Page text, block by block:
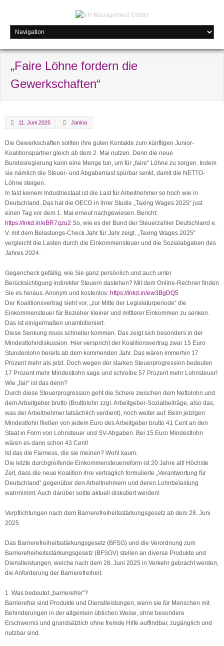
„Faire Löhne fordern die
Gewerkschaften“
11. Juni 2025 Janina
Die Gewerkschaften sollten ihre guten Kontakte zum künftigen Junior-
Koalitionspartner gleich ab dem 2. Mai nutzen. Denn die neue
Bundesregierung kann eine Menge tun, um für „faire“ Löhne zu sorgen. Indem
sie nämlich die Steuer- und Abgabenlast spürbar senkt, damit die NETTO-
Löhne steigen.
In fast keinem Industriestaat ist die Last für Arbeitnehmer so hoch wie in
Deutschland. Das hat die OECD in ihrer Studie „Taxing Wages 2025“ just
einen Tag vor dem 1. Mai erneut nachgewiesen. Bericht:
https://lnkd.in/eBR7qzu2 So, wie es der Bund der Steuerzahler Deutschland e.
V. mit dem Belastungs-Check Jahr für Jahr zeigt. „Taxing Wages 2025“
vergleicht die Lasten durch die Einkommensteuer und die Sozialabgaben des
Jahres 2024.
Gegencheck gefällig, wie Sie ganz persönlich und auch unter
Berücksichtigung indirekter Steuern dastehen? Mit dem Online-Rechner finden
Sie es heraus. Anonym und kostenlos: https://lnkd.in/ew3BgDQ5
Der Koalitionsvertrag sieht vor, „zur Mitte der Legislaturperiode“ die
Einkommensteuer für Bezieher kleiner und mittlerer Einkommen zu senken.
Das ist einigermaßen unambitioniert.
Diese Senkung muss schneller kommen. Das zeigt sich besonders in der
Mindestlohndiskussion. Hier verspricht der Koalitionsvertrag zwar 15 Euro
Stundenlohn bereits ab dem kommenden Jahr. Das wären immerhin 17
Prozent mehr als jetzt. Doch wegen der starken Steuerprogression bedeuten
17 Prozent mehr Mindestlohn sage und schreibe 57 Prozent mehr Lohnsteuer!
Wie „fair“ ist das denn?
Durch diese Steuerprogression geht die Schere zwischen dem Nettolohn und
dem Arbeitgeber brutto (Bruttolohn zzgl. Arbeitgeber-Sozialbeiträge, also das,
was der Arbeitnehmer tatsächlich verdient), noch weiter auf. Beim jetzigen
Mindestlohn fließen von jedem Euro des Arbeitgeber brutto 41 Cent an den
Staat in Form von Lohnsteuer und SV-Abgaben. Bei 15 Euro Mindestlohn
wären es dann schon 43 Cent!
Ist das die Fairness, die sie meinen? Wohl kaum.
Die letzte durchgreifende Einkommensteuerreform ist 20 Jahre alt! Höchste
Zeit, dass die neue Koalition ihre vertraglich formulierte „Verantwortung für
Deutschland“ gegenüber den Arbeitnehmern und deren Lohnbelastung
wahrnimmt. Auch darüber sollte aktuell diskutiert werden!
Verpflichtungen nach dem Barrierefreiheitsstärkungsgesetz ab dem 28. Juni
2025
Das Barrierefreiheitsstärkungsgesetz (BFSG) und die Verordnung zum
Barrierefreiheitsstärkungsgesetz (BFSGV) stellen an diverse Produkte und
Dienstleistungen, welche nach dem 28. Juni 2025 in Verkehr gebracht werden,
die Anforderung der Barrierefreiheit.
1. Was bedeutet „barrierefrei“?
Barrierefrei sind Produkte und Dienstleistungen, wenn sie für Menschen mit
Behinderungen in der allgemein üblichen Weise, ohne besondere
Erschwernis und grundsätzlich ohne fremde Hilfe auffindbar, zugänglich und
nutzbar sind.